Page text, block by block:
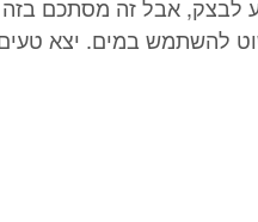
לבצק, אבל זה מסתכם
להשתמש במים. יצא